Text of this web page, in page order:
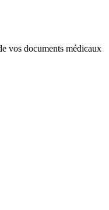
vos documents médicaux